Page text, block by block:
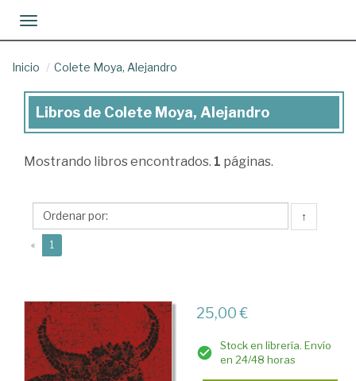
Toggle navigation
Inicio Colete Moya, Alejandro
Libros
Colete
Alejandro
Libros de Colete Moya, Alejandro
Mostrando libros encontrados. 1 páginas.
↑
« 1
25,00 €
Stock en librería. Envío
en 24/48 horas